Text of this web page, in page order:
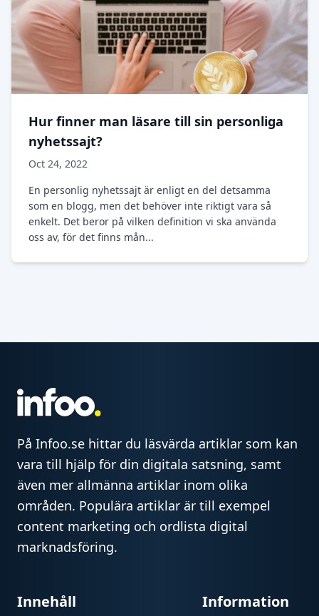
Hur finner man läsare till sin personliga
nyhetssajt?
Oct 24, 2022
En personlig nyhetssajt är enligt en del detsamma
som en blogg, men det behöver inte riktigt vara så
enkelt. Det beror på vilken definition vi ska använda
oss av, för det finns mån...
På Infoo.se hittar du läsvärda artiklar som kan
vara till hjälp för din digitala satsning, samt
även mer allmänna artiklar inom olika
områden. Populära artiklar är till exempel
content marketing och ordlista digital
marknadsföring.
Innehåll Information